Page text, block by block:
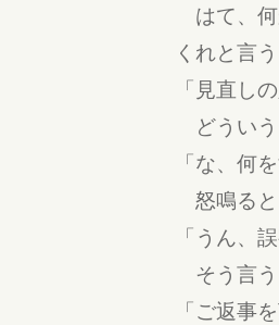
はて、何
くれと言
「見直し
どういう
「な、何
怒鳴ると
「うん、
そう言う
「ご返事